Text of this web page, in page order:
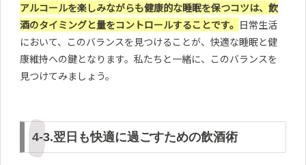
アルコールを楽しみながらも健康的な睡眠を保つコツは、飲
酒のタイミングと量をコントロールすることです。 日常生活
において、このバランスを見つけることが、快適な睡眠と健
康維持への鍵となります。私たちと一緒に、このバランスを
見つけてみましょう。
4-3.翌日も快適に過ごすための飲酒術